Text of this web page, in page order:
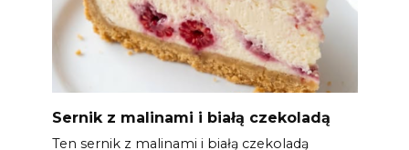
Sernik z malinami i białą czekoladą
Ten sernik z malinami i białą czekoladą